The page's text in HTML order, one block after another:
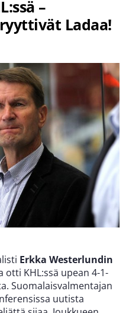
–
Ladaa!
Erkka Westerlundin
otti KHL:ssä upean 4-1-
Suomalaisvalmentajan
uutista